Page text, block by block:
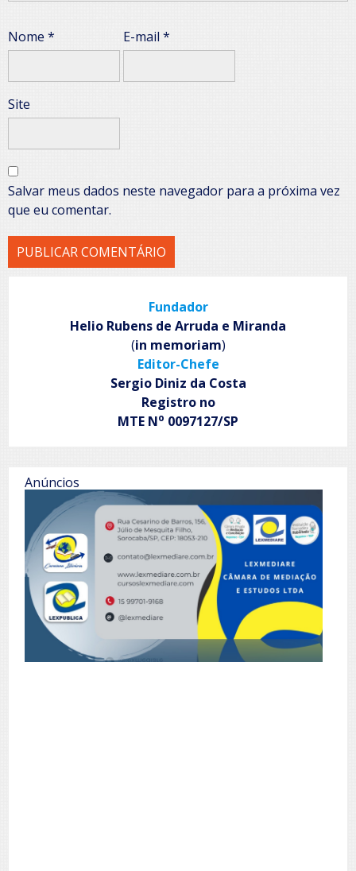
Nome * E-mail*
Site
Salvar meus dados neste navegador para a próxima vez
que eu comentar.
Fundador
Helio Rubens de Arruda e Miranda
(in memoriam)
Editor-Chefe
Sergio Diniz da Costa
Registro no
MTE No 0097127/SP
Anúncios